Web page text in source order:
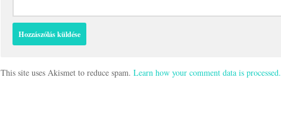
This site uses Akismet to reduce spam. Learn how your comment data is processed.